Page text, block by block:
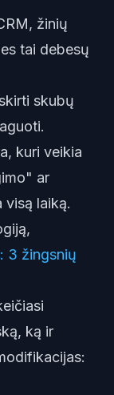
žinių
tai debesų
skubų
kuri veikia
ar
visą laiką.
3 žingsnių
ką ir